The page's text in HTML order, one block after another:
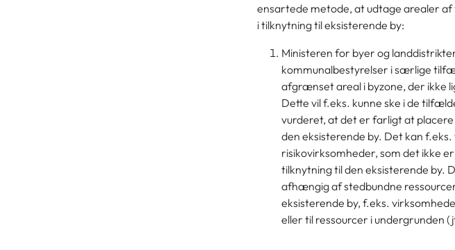
ensartede metode, at udtage arealer af
i tilknytning til eksisterende by:
Ministeren for byer og
kommunalbestyrelser i særlige
afgrænset areal i byzone, der ikke
Dette vil f.eks. kunne ske i de
vurderet, at det er farligt at
den eksisterende by. Det kan
risikovirksomheder, som det ikke
tilknytning til den eksisterende by.
afhængig af stedbundne
eksisterende by, f.eks.
eller til ressourcer i undergrunden